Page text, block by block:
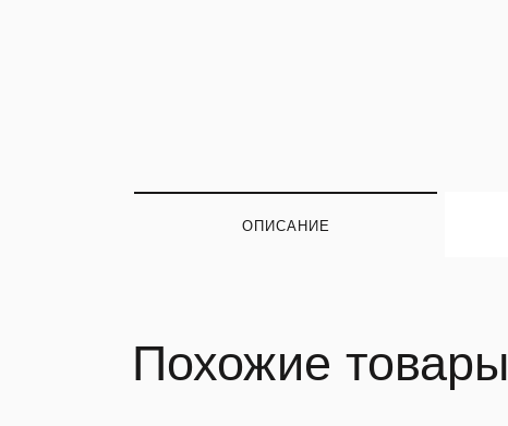
ОПИСАНИЕ
Похожие товары